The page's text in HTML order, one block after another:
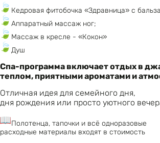
Кедровая фитобочка «Здравница» с
Аппаратный массаж ног;
Массаж в кресле - «Кокон»
Душ
Спа-программа включает отдых в
теплом, приятными ароматами и
Отличная идея для семейного дня,
дня рождения или просто уютного
Полотенца, тапочки и всё одноразовые
расходные материалы входят в стоимость